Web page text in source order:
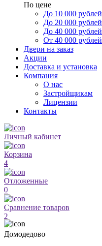
По цене
До 10 000 рублей
До 20 000 рублей
До 40 000 рублей
От 40 000 рублей
Двери на заказ
Акции
Доставка и установка
Компания
О нас
Застройщикам
Лицензии
Контакты
Личный кабинет
Корзина
4
Отложенные
0
Сравнение товаров
2
Домодедово